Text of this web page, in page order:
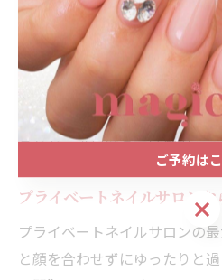
しゃれを楽しみたい方におすす
予約のしやすさや、当日キャン
に確認しておくと安心です。
デザインの好みに合わせて複
ことが、満足度の高い選択へ
プライベートネイルサロン
プライベートネイルサロンの
と顔を合わせずにゆったりと
ご予約は
ご予約は